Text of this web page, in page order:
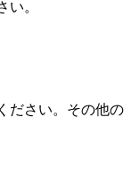
い。
ださい。その他の